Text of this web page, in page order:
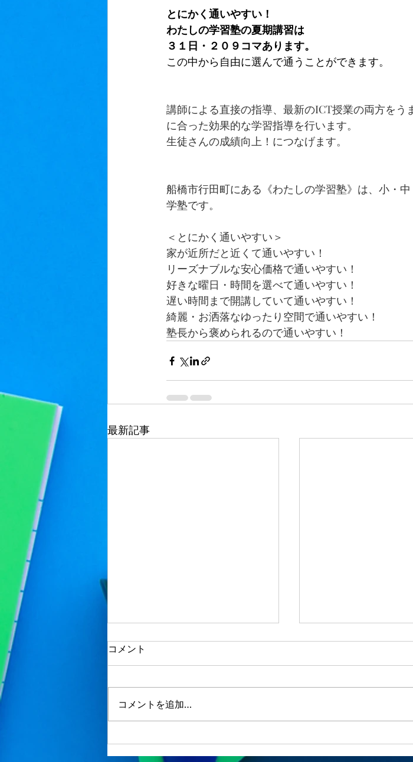
とにかく通いやすい！
わたしの学習塾の夏期講習は
３１日・２０９コマあります。
この中から自由に選んで通うことができます。
講師による直接の指導、最新のICT授業の両方をう
に合った効果的な学習指導を行います。
生徒さんの成績向上！につなげます。
船橋市行田町にある《わたしの学習塾》は、小・
学塾です。
＜とにかく通いやすい＞
家が近所だと近くて通いやすい！
リーズナブルな安心価格で通いやすい！
好きな曜日・時間を選べて通いやすい！
​遅い時間まで開講していて通いやすい！
綺麗・お洒落なゆったり空間で通いやすい！
塾長から褒められるので通いやすい！
最新記事
夏期講習会 日程を選べます
ールを選べる！ 講習会費用はリ
ーズナブル！ 全２６日から選べ
ます。 部活が忙しい、旅行があ
にかく通いやすくなっています。
図形が得意になった
コメント
コメントを追加…